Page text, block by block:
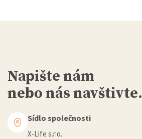
Napište nám
nebo nás navštivte.
Sídlo společnosti
X-Life s.r.o.